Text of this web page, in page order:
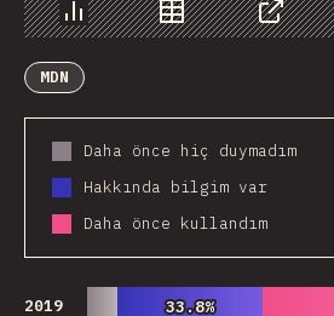
Chart Data Share
MDN
Daha önce hiç duymadım
Hakkında bilgim var
Daha önce kullandım
2019 33.8%
33.8%